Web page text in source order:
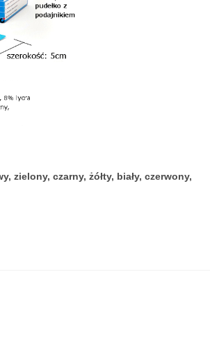
zielony, czarny, żółty, biały, czerwony,